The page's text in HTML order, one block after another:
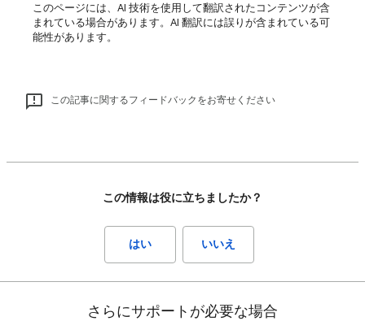
このページには、AI 技術を使用して翻訳されたコンテンツが含
まれている場合があります。AI 翻訳には誤りが含まれている可
能性があります。
この記事に関するフィードバックをお寄せください
この情報は役に立ちましたか？
はい いいえ
さらにサポートが必要な場合